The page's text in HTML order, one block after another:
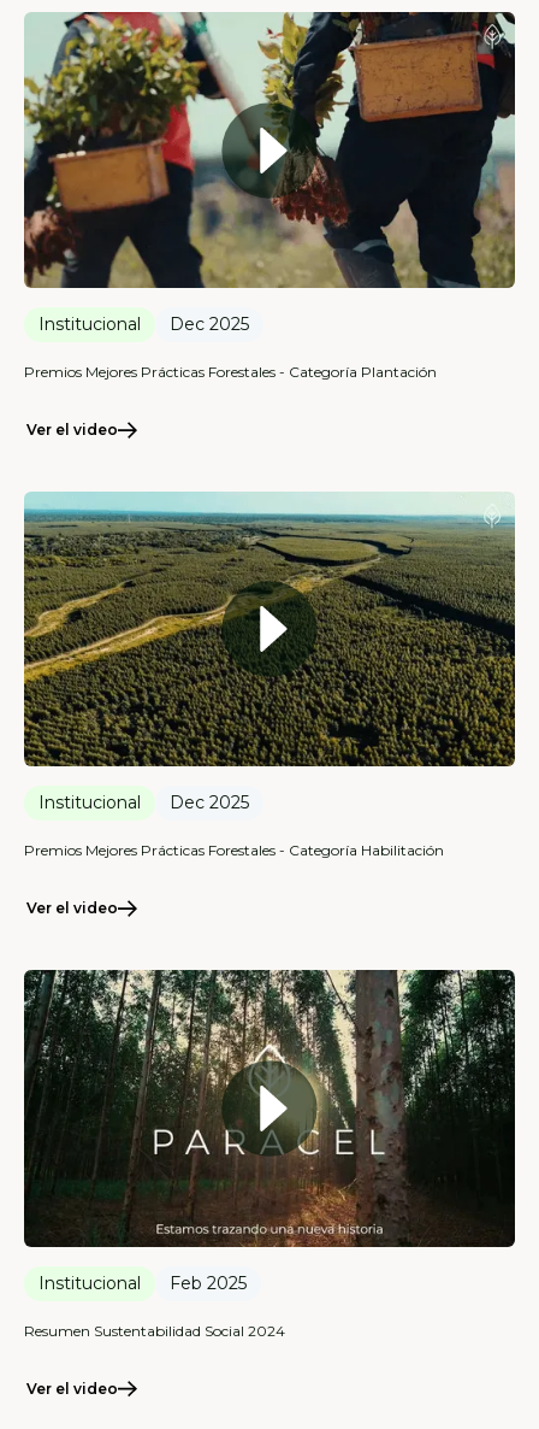
Institucional Dec 2025
Premios Mejores Prácticas Forestales - Categoría Plantación
Ver el video
Institucional Dec 2025
Premios Mejores Prácticas Forestales - Categoría Habilitación
Ver el video
Institucional Feb 2025
Resumen Sustentabilidad Social 2024
Ver el video